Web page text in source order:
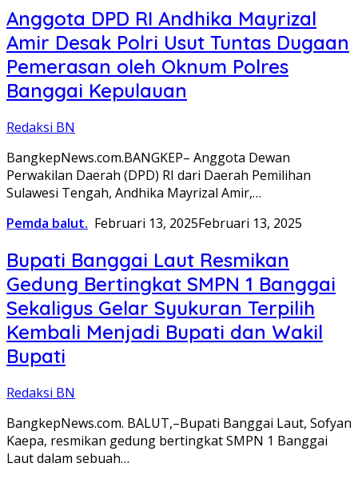
Anggota DPD RI Andhika Mayrizal
Amir Desak Polri Usut Tuntas Dugaan
Pemerasan oleh Oknum Polres
Banggai Kepulauan
Redaksi BN
BangkepNews.com.BANGKEP– Anggota Dewan
Perwakilan Daerah (DPD) RI dari Daerah Pemilihan
Sulawesi Tengah, Andhika Mayrizal Amir,…
Pemda balut. Februari 13, 2025Februari 13, 2025
Bupati Banggai Laut Resmikan
Gedung Bertingkat SMPN 1 Banggai
Sekaligus Gelar Syukuran Terpilih
Kembali Menjadi Bupati dan Wakil
Bupati
Redaksi BN
BangkepNews.com. BALUT,–Bupati Banggai Laut, Sofyan
Kaepa, resmikan gedung bertingkat SMPN 1 Banggai
Laut dalam sebuah…